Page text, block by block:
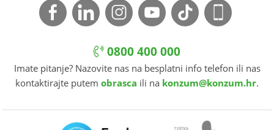
0800 400 000
Imate pitanje? Nazovite nas na besplatni info telefon ili nas
kontaktirajte putem obrasca ili na konzum@konzum.hr.